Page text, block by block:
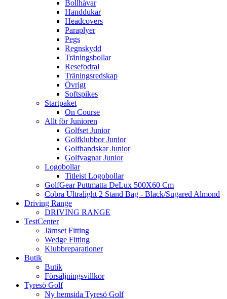
Bollhåvar
Handdukar
Headcovers
Paraplyer
Pegs
Regnskydd
Träningsbollar
Resefodral
Träningsredskap
Övrigt
Softspikes
Startpaket
On Course
Allt för Junioren
Golfset Junior
Golfklubbor Junior
Golfhandskar Junior
Golfvagnar Junior
Logobollar
Titleist Logobollar
GolfGear Puttmatta DeLux 500X60 Cm
Cobra Ultralight 2 Stand Bag - Black/Sugared Almond
Driving Range
DRIVING RANGE
TestCenter
Järnset Fitting
Wedge Fitting
Klubbreparationer
Butik
Butik
Försäljningsvillkor
Tyresö Golf
Ny hemsida Tyresö Golf